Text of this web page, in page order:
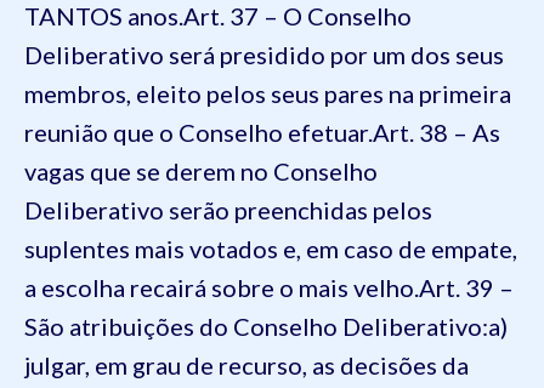
TANTOS anos.Art. 37 – O Conselho
Deliberativo será presidido por um dos seus
membros, eleito pelos seus pares na primeira
reunião que o Conselho efetuar.Art. 38 – As
vagas que se derem no Conselho
Deliberativo serão preenchidas pelos
suplentes mais votados e, em caso de empate,
a escolha recairá sobre o mais velho.Art. 39 –
São atribuições do Conselho Deliberativo:a)
julgar, em grau de recurso, as decisões da